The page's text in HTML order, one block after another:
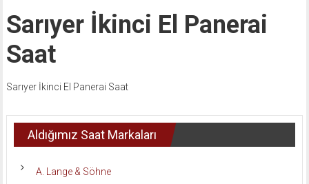
Sarıyer İkinci El Panerai
Saat
Sarıyer İkinci El Panerai Saat
Aldığımız Saat Markaları
A. Lange & Söhne